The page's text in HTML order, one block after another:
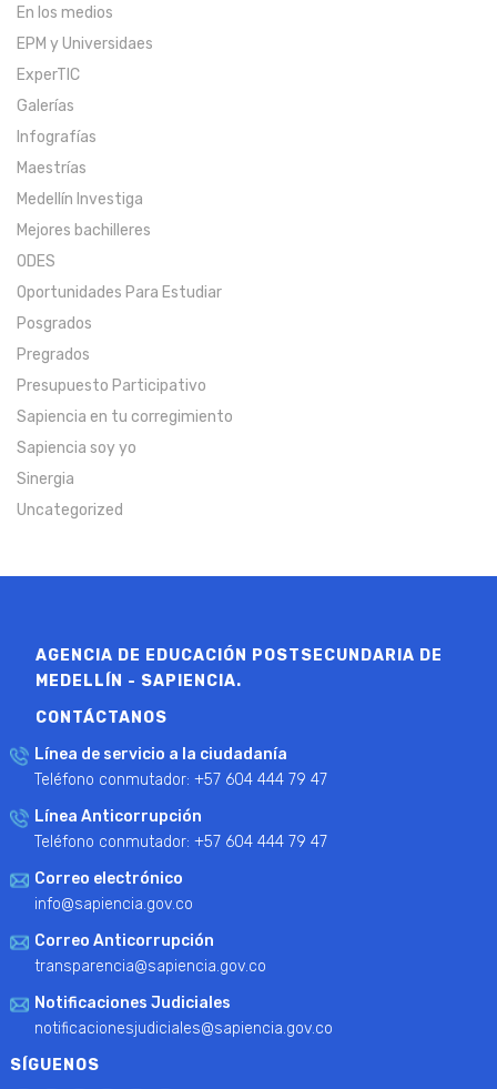
En los medios
EPM y Universidaes
ExperTIC
Galerías
Infografías
Maestrías
Medellín Investiga
Mejores bachilleres
ODES
Oportunidades Para Estudiar
Posgrados
Pregrados
Presupuesto Participativo
Sapiencia en tu corregimiento
Sapiencia soy yo
Sinergia
Uncategorized
AGENCIA DE EDUCACIÓN POSTSECUNDARIA DE
MEDELLÍN - SAPIENCIA.
CONTÁCTANOS
Línea de servicio a la ciudadanía
Teléfono conmutador: +57 604 444 79 47
Línea Anticorrupción
Teléfono conmutador: +57 604 444 79 47
Correo electrónico
info@sapiencia.gov.co
Correo Anticorrupción
transparencia@sapiencia.gov.co
Notificaciones Judiciales
notificacionesjudiciales@sapiencia.gov.co
SÍGUENOS